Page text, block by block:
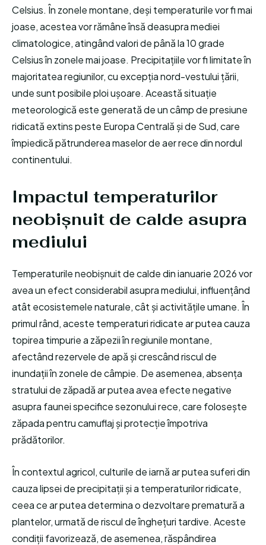
Celsius. În zonele montane, deși temperaturile vor fi mai
joase, acestea vor rămâne însă deasupra mediei
climatologice, atingând valori de până la 10 grade
Celsius în zonele mai joase. Precipitațiile vor fi limitate în
majoritatea regiunilor, cu excepția nord-vestului țării,
unde sunt posibile ploi ușoare. Această situație
meteorologică este generată de un câmp de presiune
ridicată extins peste Europa Centrală și de Sud, care
împiedică pătrunderea maselor de aer rece din nordul
continentului.
Impactul temperaturilor
neobișnuit de calde asupra
mediului
Temperaturile neobișnuit de calde din ianuarie 2026 vor
avea un efect considerabil asupra mediului, influențând
atât ecosistemele naturale, cât și activitățile umane. În
primul rând, aceste temperaturi ridicate ar putea cauza
topirea timpurie a zăpezii în regiunile montane,
afectând rezervele de apă și crescând riscul de
inundații în zonele de câmpie. De asemenea, absența
stratului de zăpadă ar putea avea efecte negative
asupra faunei specifice sezonului rece, care folosește
zăpada pentru camuflaj și protecție împotriva
prădătorilor.
În contextul agricol, culturile de iarnă ar putea suferi din
cauza lipsei de precipitații și a temperaturilor ridicate,
ceea ce ar putea determina o dezvoltare prematură a
plantelor, urmată de riscul de înghețuri tardive. Aceste
condiții favorizează, de asemenea, răspândirea